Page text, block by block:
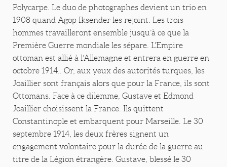
Polycarpe. Le duo de photographes devient un trio en
1908 quand Agop Iksender les rejoint. Les trois
hommes travailleront ensemble jusqu’à ce que la
Première Guerre mondiale les sépare. L'Empire
ottoman est allié à l’Allemagne et entrera en guerre en
octobre 1914.. Or, aux yeux des autorités turques, les
Joaillier sont français alors que pour la France, ils sont
Ottomans. Face à ce dilemme, Gustave et Edmond
Joaillier choisissent la France. Ils quittent
Constantinople et embarquent pour Marseille. Le 30
septembre 1914, les deux frères signent un
engagement volontaire pour la durée de la guerre au
titre de la Légion étrangère. Gustave, blessé le 30